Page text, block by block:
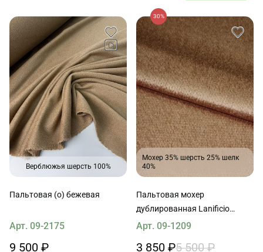
Верблюжья шерсть 100%
Пальтовая (о) бежевая
Арт. 09-2175
9 500 ₽
30%
Мохер 35% шерсть 25% шелк
40%
Пальтовая мохер
дублированная Lanificio
Ricceri (о) светло-коричневая
Арт. 09-1209
3 850 ₽5 500 ₽